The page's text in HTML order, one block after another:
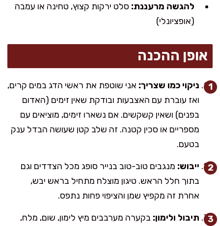
להגשה מרעננת: סלט ירקות קצוץ, טחינה או עמבה
(אופציונלי)
אופן ההכנה
ניקוי כמו שצריך: אני שוטפת את ראשי הדג במים קרים,
ואז עוברת עם האצבעות ובודקת שאין זימים (האדום
בפנים) ושאין קשקשים. אם נשארו זימים, מוציאים עם
מספריים או סכין קטנה. זה שלב קטן שעושה הבדל ענק
בטעם.
ייבוש: מנגבים טוב-טוב בנייר סופג מכל הצדדים וגם
בתוך חלל הראש. טיגון מוצלח מתחיל בראש יבש,
אחרת זה מקפיץ שמן והציפוי פחות נתפס.
תיבול ולימון: בקערה מערבבים מיץ לימון, שום, מלח,